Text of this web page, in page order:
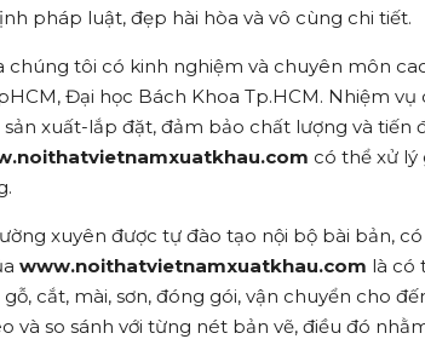
pháp luật, đẹp hài hòa và vô cùng chi tiết.
chúng tôi có kinh nghiệm và chuyên môn
Đại học Bách Khoa Tp.HCM. Nhiệm
xuất-lắp đặt, đảm bảo chất lượng và tiến
có thể xử
xuyên được tự đào tạo nội bộ bài bản,
www.noithatvietnamxuatkhau.com là có
cắt, mài, sơn, đóng gói, vận chuyển cho
và so sánh với từng nét bản vẽ, điều đó